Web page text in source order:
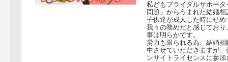
私どもブライダルサポー
問題」からうまれた結婚
子供達が成人した時にせ
我々の務めだと感じてお
事は明らかです。
労力も限られる為、結婚
中させていただきますが
ンサイトライセンスに参